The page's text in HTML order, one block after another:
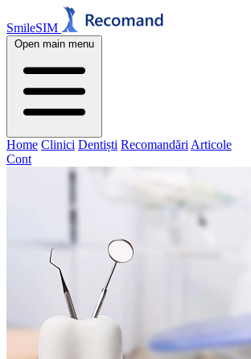
SmileSIM
Open main menu
Home Clinici Dentiști Recomandări Articole
Cont